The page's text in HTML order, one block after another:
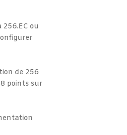
256.EC ou
de 256
points sur